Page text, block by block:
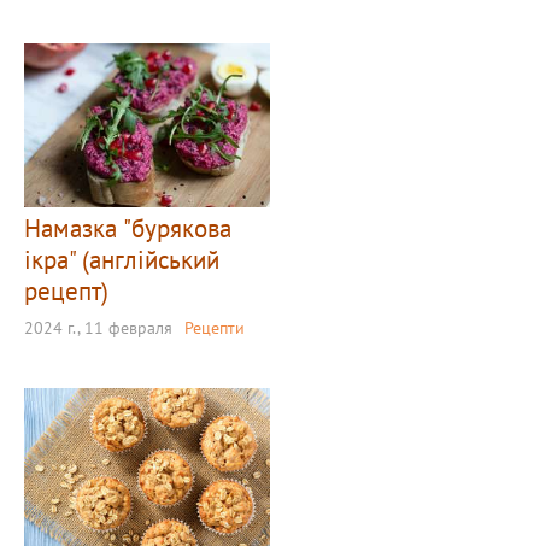
Намазка "бурякова
ікра" (англійський
рецепт)
2024 г., 11 февраля Рецепти